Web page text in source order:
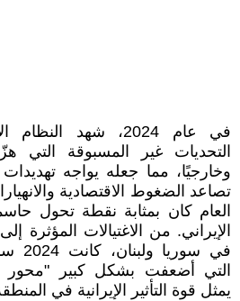
في عام 2024، شهد
التحديات غير المسبوقة التي
وخارجيًا، مما جعله يواجه
تصاعد الضغوط الاقتصادية
العام كان بمثابة نقطة تحول
الإيراني. من الاغتيالات المؤثرة
في
التي أضعفت بشكل كبير "محور
يمثل قوة التأثير الإيرانية في